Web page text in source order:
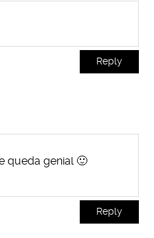
Reply
queda genial 🙂
Reply